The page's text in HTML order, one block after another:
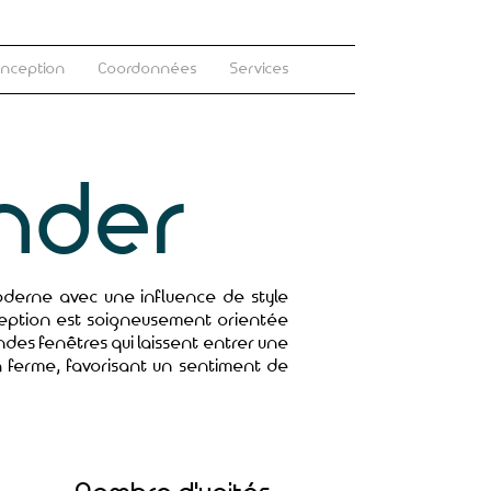
Coordonnées Services
avec une influence de style
est soigneusement orientée
fenêtres qui laissent entrer une
favorisant un sentiment de